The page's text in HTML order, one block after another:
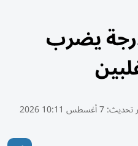
بقوة 5.8 درجة يضرب
تحديث:7 أغسطس 10:11 2026